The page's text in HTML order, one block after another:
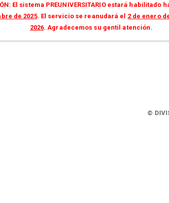
El sistema PREUNIVERSITARIO estará habilitado
de 2025. El servicio se reanudará el 2 de enero
2026. Agradecemos su gentil atención.
©